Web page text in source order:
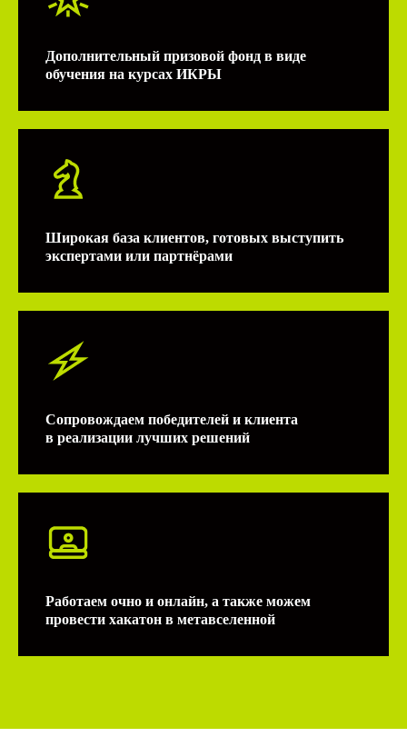
Дополнительный призовой фонд в виде
обучения на курсах ИКРЫ
Широкая база клиентов, готовых выступить
экспертами или партнёрами
Сопровождаем победителей и клиента
в реализации лучших решений
Работаем очно и онлайн, а также можем
провести хакатон в метавселенной
За 15 лет мы убедились,
приносит
эмоциональный опыт
и максимальную